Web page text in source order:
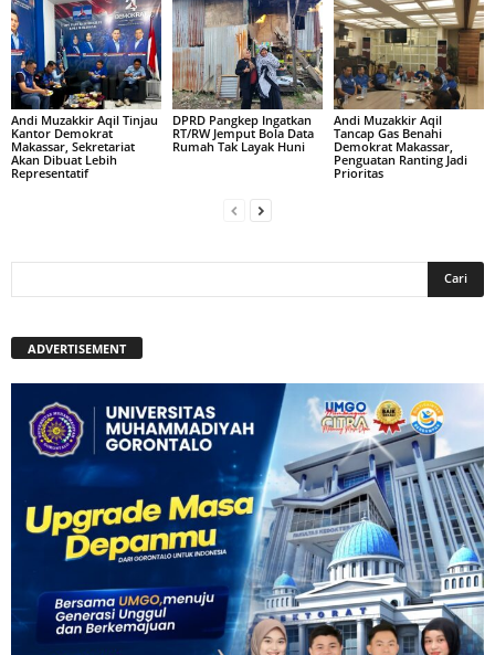
Andi Muzakkir Aqil Tinjau
Kantor Demokrat
Makassar, Sekretariat
Akan Dibuat Lebih
Representatif
DPRD Pangkep Ingatkan
RT/RW Jemput Bola Data
Rumah Tak Layak Huni
Andi Muzakkir Aqil
Tancap Gas Benahi
Demokrat Makassar,
Penguatan Ranting Jadi
Prioritas
ADVERTISEMENT